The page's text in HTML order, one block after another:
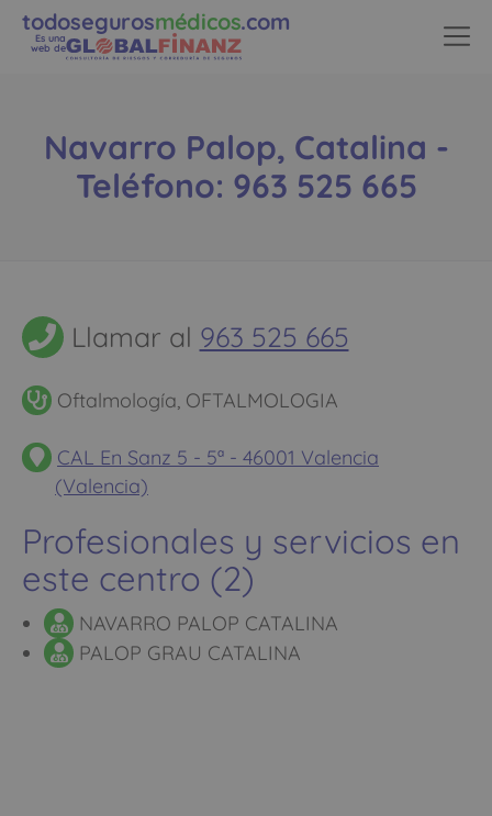
todosegurosmédicos.com
Es una
web de
Navarro Palop, Catalina -
Teléfono: 963 525 665
Llamar al 963 525 665
Oftalmología, OFTALMOLOGIA
CAL En Sanz 5 - 5ª - 46001 Valencia
(Valencia)
Profesionales y servicios en
este centro (2)
NAVARRO PALOP CATALINA
PALOP GRAU CATALINA